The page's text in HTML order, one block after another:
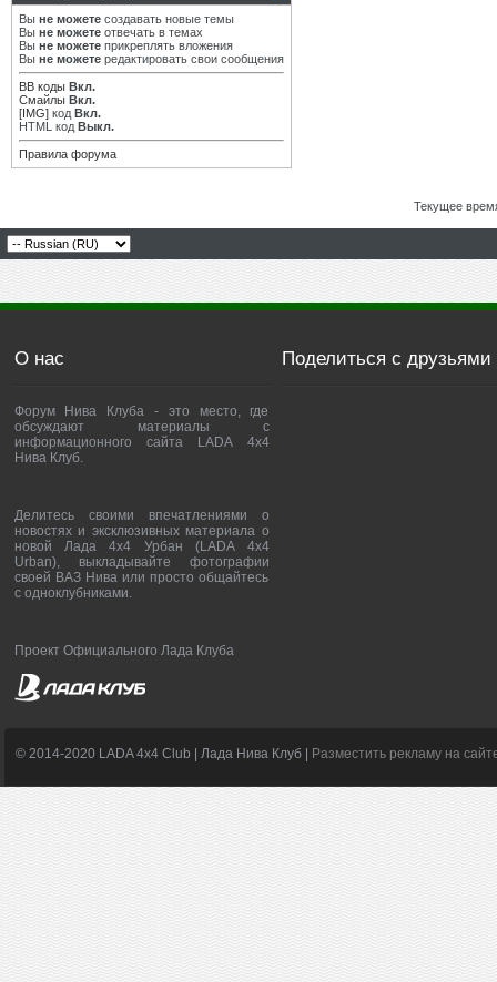
Вы не можете создавать новые темы
Вы не можете отвечать в темах
Вы не можете прикреплять вложения
Вы не можете редактировать свои сообщения
BB коды Вкл.
Смайлы Вкл.
[IMG] код Вкл.
HTML код Выкл.
Правила форума
Текущее
О нас
Форум Нива Клуба - это место, где
обсуждают материалы с
информационного сайта LADA 4x4
Нива Клуб.
Делитесь своими впечатлениями о
новостях и эксклюзивных материала о
новой Лада 4х4 Урбан (LADA 4x4
Urban), выкладывайте фотографии
своей ВАЗ Нива или просто общайтесь
с одноклубниками.
Проект Официального Лада Клуба
Поделиться с друзьями
© 2014-2020 LADA 4x4 Club | Лада Нива Клуб | Разместить рекламу на